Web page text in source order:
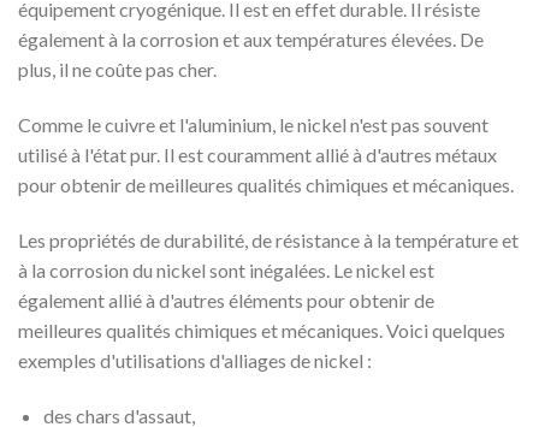
équipement cryogénique. Il est en effet durable. Il résiste
également à la corrosion et aux températures élevées. De
plus, il ne coûte pas cher.
Comme le cuivre et l'aluminium, le nickel n'est pas souvent
utilisé à l'état pur. Il est couramment allié à d'autres métaux
pour obtenir de meilleures qualités chimiques et mécaniques.
Les propriétés de durabilité, de résistance à la température et
à la corrosion du nickel sont inégalées. Le nickel est
également allié à d'autres éléments pour obtenir de
meilleures qualités chimiques et mécaniques. Voici quelques
exemples d'utilisations d'alliages de nickel :
des chars d'assaut,